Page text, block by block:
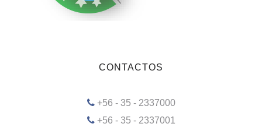
CONTACTOS
+56 - 35 - 2337000
+56 - 35 - 2337001